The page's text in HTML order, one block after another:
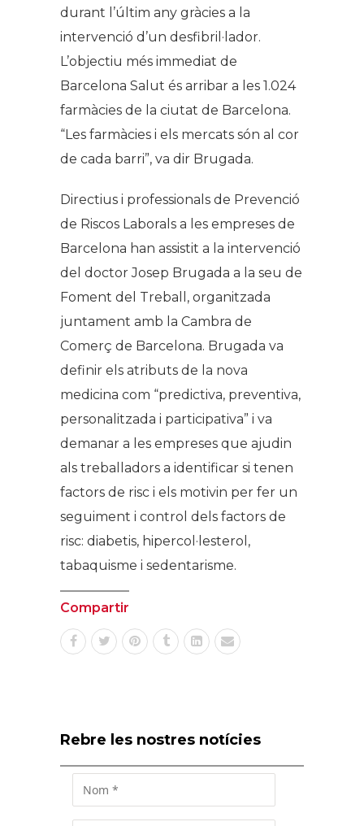
durant l’últim any gràcies a la
intervenció d’un desfibril·lador.
L’objectiu més immediat de
Barcelona Salut és arribar a les 1.024
farmàcies de la ciutat de Barcelona.
“Les farmàcies i els mercats són al cor
de cada barri”, va dir Brugada.
Directius i professionals de Prevenció
de Riscos Laborals a les empreses de
Barcelona han assistit a la intervenció
del doctor Josep Brugada a la seu de
Foment del Treball, organitzada
juntament amb la Cambra de
Comerç de Barcelona. Brugada va
definir els atributs de la nova
medicina com “predictiva, preventiva,
personalitzada i participativa” i va
demanar a les empreses que ajudin
als treballadors a identificar si tenen
factors de risc i els motivin per fer un
seguiment i control dels factors de
risc: diabetis, hipercol·lesterol,
tabaquisme i sedentarisme.
Compartir
Rebre les nostres notícies